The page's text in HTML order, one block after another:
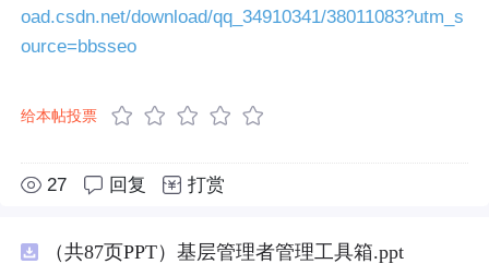
oad.csdn.net/download/qq_34910341/38011083?utm_s
ource=bbsseo
给本帖投票
27 回复 打赏
（共87页PPT）基层管理者管理工具箱.ppt